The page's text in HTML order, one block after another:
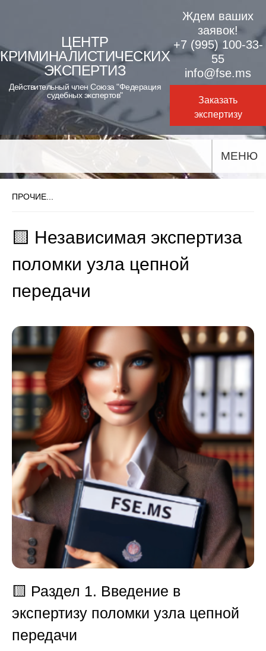
content
ЦЕНТР
КРИМИНАЛИСТИЧЕСКИХ
ЭКСПЕРТИЗ
Действительный член Союза "Федерация
судебных экспертов"
Ждем ваших
заявок!
+7 (995) 100-33-
55
info@fse.ms
Заказать
экспертизу
МЕНЮ
ПРОЧИЕ...
🟨 Независимая экспертиза
поломки узла цепной
передачи
🟨 Раздел 1. Введение в
экспертизу поломки узла цепной
передачи